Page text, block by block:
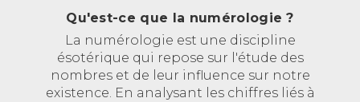
Qu'est-ce que la numérologie ?
La numérologie est une discipline
ésotérique qui repose sur l'étude des
nombres et de leur influence sur notre
existence. En analysant les chiffres liés à